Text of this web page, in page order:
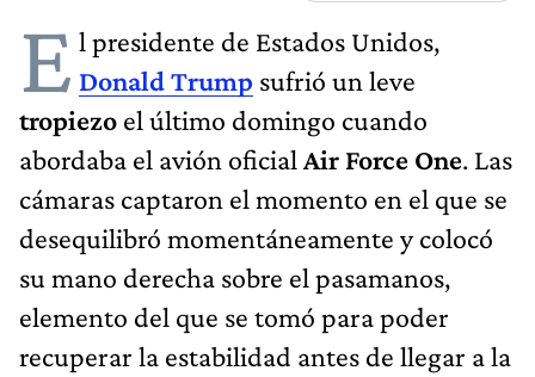
E l presidente de Estados Unidos,
Donald Trump sufrió un leve
tropiezo el último domingo cuando
abordaba el avión oficial Air Force One. Las
cámaras captaron el momento en el que se
desequilibró momentáneamente y colocó
su mano derecha sobre el pasamanos,
elemento del que se tomó para poder
recuperar la estabilidad antes de llegar a la